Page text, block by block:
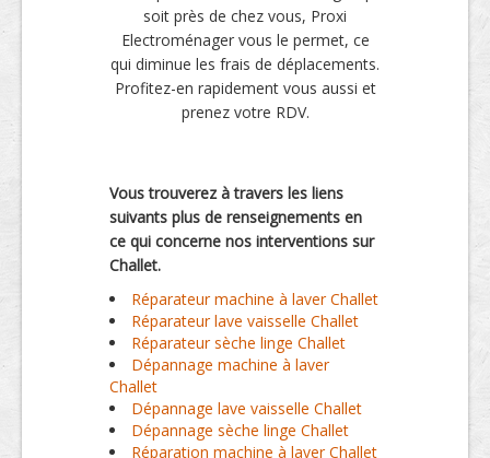
soit près de chez vous, Proxi
Electroménager vous le permet, ce
qui diminue les frais de déplacements.
Profitez-en rapidement vous aussi et
prenez votre RDV.
Vous trouverez à travers les liens
suivants plus de renseignements en
ce qui concerne nos interventions sur
Challet.
Réparateur machine à laver Challet
Réparateur lave vaisselle Challet
Réparateur sèche linge Challet
Dépannage machine à laver
Challet
Dépannage lave vaisselle Challet
Dépannage sèche linge Challet
Réparation machine à laver Challet